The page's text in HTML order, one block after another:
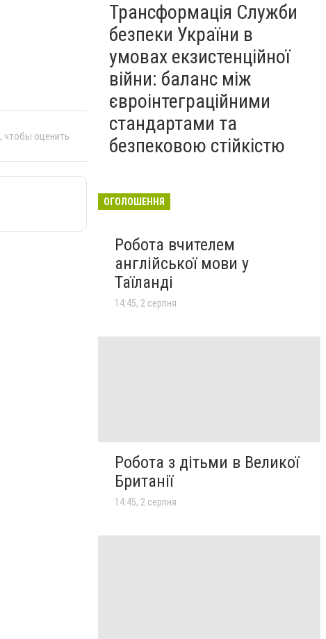
, чтобы оценить
Трансформація Служби
безпеки України в
умовах екзистенційної
війни: баланс між
євроінтеграційними
стандартами та
безпековою стійкістю
ОГОЛОШЕННЯ
Робота вчителем
англійської мови у
Таїланді
14:45, 2 серпня
Робота з дітьми в Великої
Британії
14:45, 2 серпня